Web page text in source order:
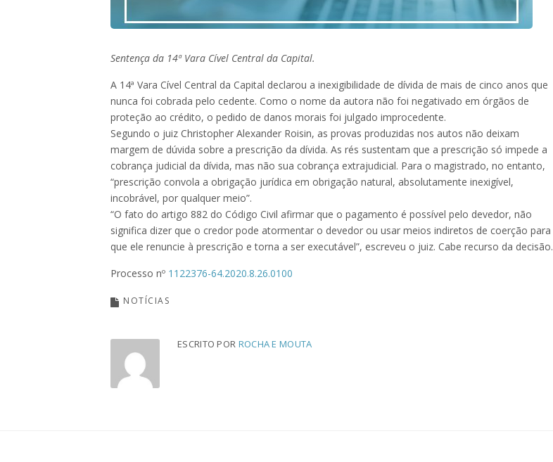
Sentença da 14ª Vara Cível Central da Capital.
A 14ª Vara Cível Central da Capital declarou a inexigibilidade de dívida de mais de cinco anos que
nunca foi cobrada pelo cedente. Como o nome da autora não foi negativado em órgãos de
proteção ao crédito, o pedido de danos morais foi julgado improcedente.
Segundo o juiz Christopher Alexander Roisin, as provas produzidas nos autos não deixam
margem de dúvida sobre a prescrição da dívida. As rés sustentam que a prescrição só impede a
cobrança judicial da dívida, mas não sua cobrança extrajudicial. Para o magistrado, no entanto,
“prescrição convola a obrigação jurídica em obrigação natural, absolutamente inexigível,
incobrável, por qualquer meio”.
“O fato do artigo 882 do Código Civil afirmar que o pagamento é possível pelo devedor, não
significa dizer que o credor pode atormentar o devedor ou usar meios indiretos de coerção para
que ele renuncie à prescrição e torna a ser executável”, escreveu o juiz. Cabe recurso da decisão.
Processo nº 1122376-64.2020.8.26.0100
NOTÍCIAS
ESCRITO POR ROCHA E MOUTA